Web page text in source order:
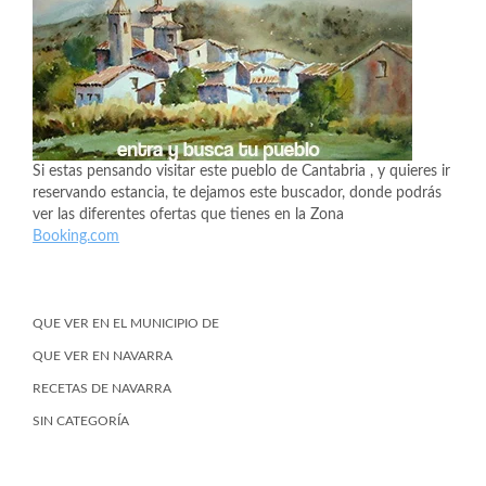
Si estas pensando visitar este pueblo de Cantabria , y quieres ir
reservando estancia, te dejamos este buscador, donde podrás
ver las diferentes ofertas que tienes en la Zona
Booking.com
QUE VER EN EL MUNICIPIO DE
QUE VER EN NAVARRA
RECETAS DE NAVARRA
SIN CATEGORÍA